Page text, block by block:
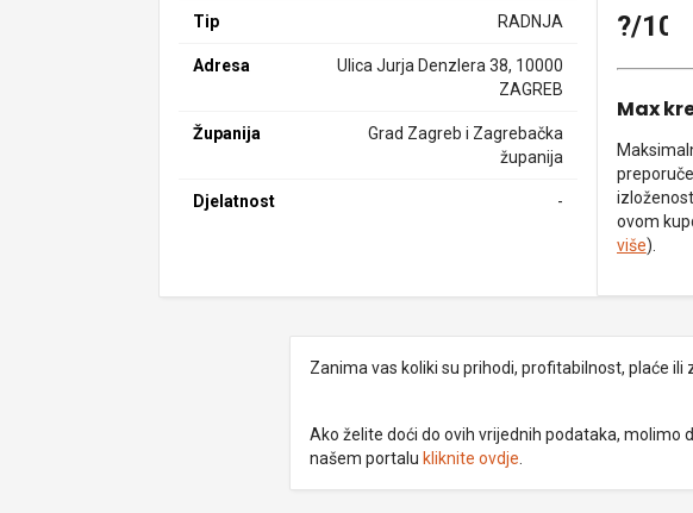
Tip RADNJA
Adresa
Ulica Jurja Denzlera 38, 10000
ZAGREB
Županija
Grad Zagreb i Zagrebačka
županija
Djelatnost -
?/10
Max
ovom
više).
Zanima vas koliki su prihodi, profitabilnost, plaće
Ako želite doći do ovih vrijednih podataka, molimo
našem portalu kliknite ovdje